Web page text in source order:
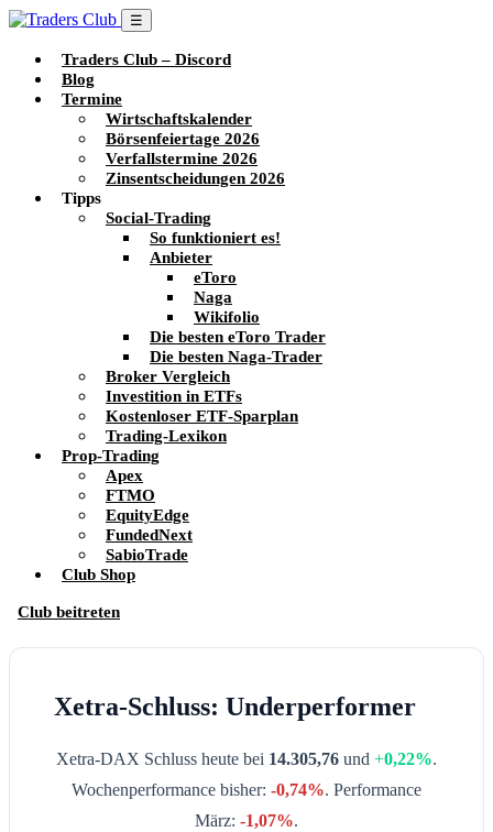
☰
Traders Club – Discord
Blog
Termine
Wirtschaftskalender
Börsenfeiertage 2026
Verfallstermine 2026
Zinsentscheidungen 2026
Tipps
Social-Trading
So funktioniert es!
Anbieter
eToro
Naga
Wikifolio
Die besten eToro Trader
Die besten Naga-Trader
Broker Vergleich
Investition in ETFs
Kostenloser ETF-Sparplan
Trading-Lexikon
Prop-Trading
Apex
FTMO
EquityEdge
FundedNext
SabioTrade
Club Shop
Club beitreten
Xetra-Schluss: Underperformer
Xetra-DAX Schluss heute bei 14.305,76 und +0,22%.
Wochenperformance bisher: -0,74%. Performance
März: -1,07%.